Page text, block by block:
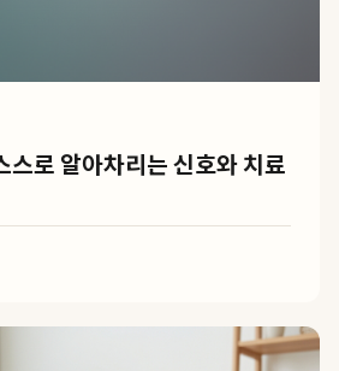
스로 알아차리는 신호와 치료